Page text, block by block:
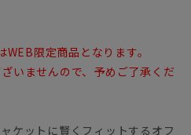
WEB限定商品となります。
いませんので、予めご了承くだ
ケットに賢くフィットするオフ